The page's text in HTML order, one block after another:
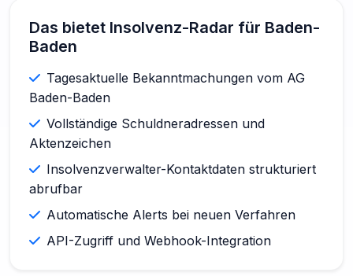
Das bietet Insolvenz-Radar für Baden-
Baden
Tagesaktuelle Bekanntmachungen vom AG
Baden-Baden
Vollständige Schuldneradressen und
Aktenzeichen
Insolvenzverwalter-Kontaktdaten strukturiert
abrufbar
Automatische Alerts bei neuen Verfahren
API-Zugriff und Webhook-Integration